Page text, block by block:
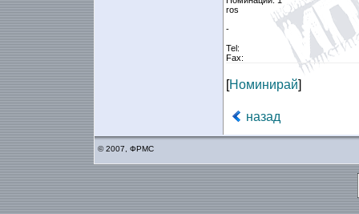
ros
-
Tel:
Fax:
[Номинирай]
назад
© 2007, ФРМС